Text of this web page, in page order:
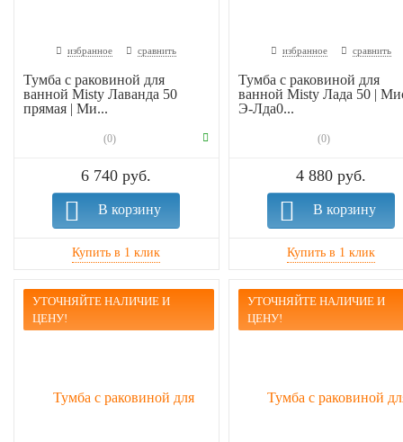
избранное сравнить
Тумба с раковиной для
ванной Misty Лаванда 50
прямая | Ми...
(0)
6 740 руб.
В корзину
избранное сравнить
Тумба с раковиной для
ванной Misty Лада 50 |
Э-Лда0...
(0)
4 880 руб.
В корзину
УТОЧНЯЙТЕ НАЛИЧИЕ И
ЦЕНУ!
УТОЧНЯЙТЕ НАЛИЧИЕ И
ЦЕНУ!